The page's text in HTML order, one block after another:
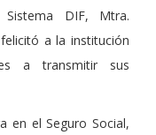
DIF, Mtra.
a la institución
a transmitir sus
en el Seguro Social,